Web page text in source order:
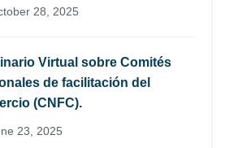
28, 2025
Virtual sobre Comités
de facilitación del
(CNFC).
23, 2025